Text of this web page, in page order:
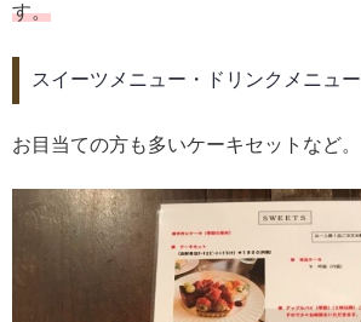
す。
スイーツメニュー・ドリンクメニュー
お目当ての方も多いケーキセットなど。